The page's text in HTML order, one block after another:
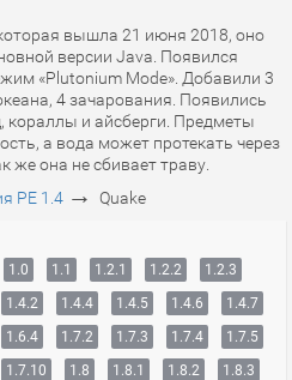
вышла 21 июня 2018, оно
версии Java. Появился
«Plutonium Mode». Добавили 3
4 зачарования. Появились
кораллы и айсберги. Предметы
а вода может протекать через
она не сбивает траву.
PE 1.4 → Quake
1.0 1.1 1.2.1 1.2.2
1.2.3
1.4.2 1.4.4 1.4.5 1.4.6
1.4.7
1.6.4 1.7.2 1.7.3 1.7.4
1.7.5
1.7.10 1.8 1.8.1 1.8.2
1.8.3